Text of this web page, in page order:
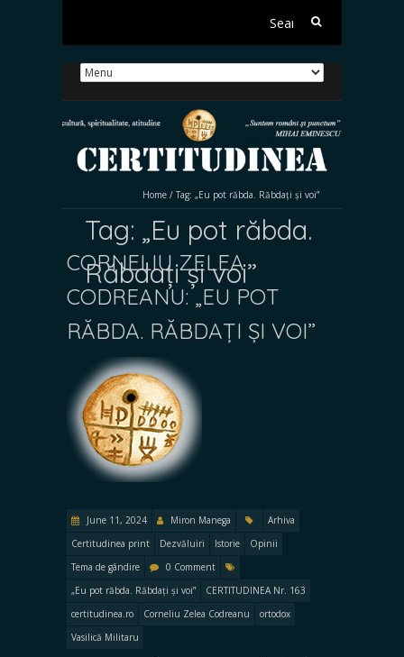
Search
Home / Tag: „Eu pot răbda. Răbdați și voi”
Tag: „Eu pot răbda.
Răbdați și voi”
CORNELIU ZELEA
CODREANU: „EU POT
RĂBDA. RĂBDAȚI ȘI VOI”
June 11, 2024 Miron Manega
Arhiva
Certitudinea print
Dezvăluiri Istorie
Opinii
Tema de gândire
0 Comment
„Eu pot răbda. Răbdați și voi”
CERTITUDINEA Nr. 163
certitudinea.ro
Corneliu Zelea Codreanu
ortodox
Vasilică Militaru